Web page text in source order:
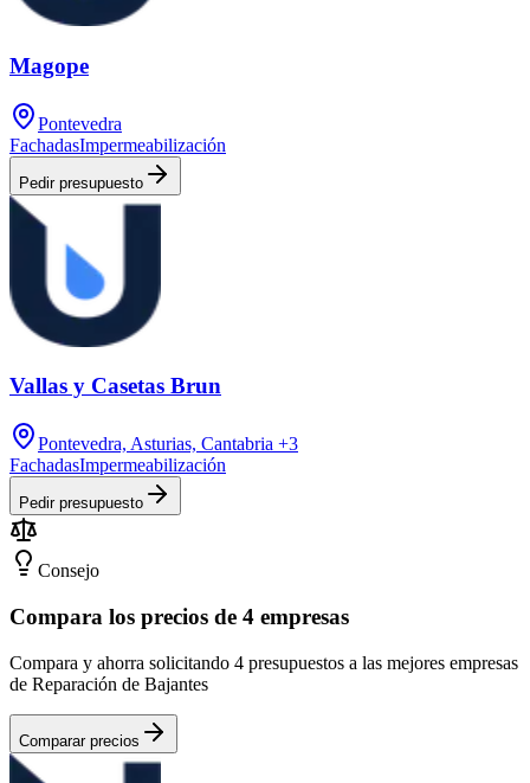
Magope
Pontevedra
FachadasImpermeabilización
Pedir presupuesto
Vallas y Casetas Brun
Pontevedra, Asturias, Cantabria +3
FachadasImpermeabilización
Pedir presupuesto
Consejo
Compara los precios de 4 empresas
Compara y ahorra solicitando 4 presupuestos a las mejores empresas
de Reparación de Bajantes
Comparar precios